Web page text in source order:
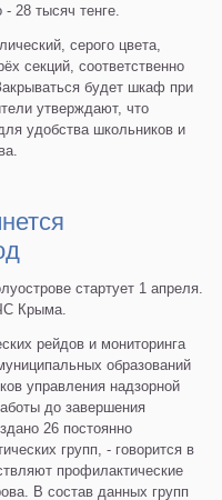
28 тысяч тенге.
серого цвета,
секций, соответственно
будет шкаф при
утверждают, что
удобства школьников и
стартует 1 апреля.
Крыма.
рейдов и мониторинга
образований
управления надзорной
до завершения
26 постоянно
групп, - говорится в
профилактические
В состав данных групп